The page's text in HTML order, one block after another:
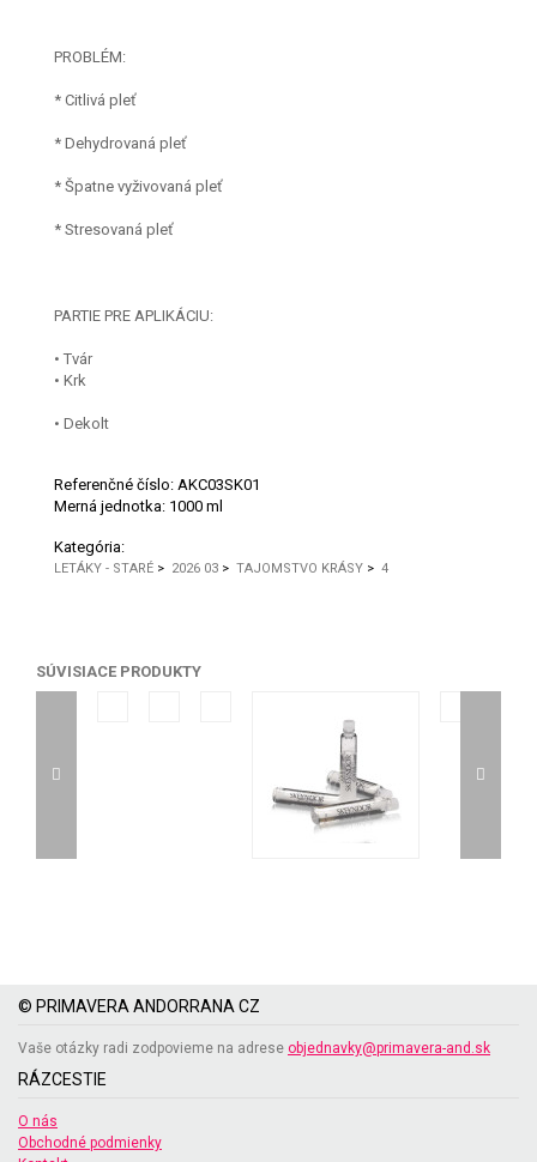
PROBLÉM:
* Citlivá pleť
* Dehydrovaná pleť
* Špatne vyživovaná pleť
* Stresovaná pleť
PARTIE PRE APLIKÁCIU:
• Tvár
• Krk
• Dekolt
Referenčné číslo: AKC03SK01
Merná jednotka: 1000 ml
Kategória:
LETÁKY - STARÉ > 2026 03 > TAJOMSTVO KRÁSY > 4
SÚVISIACE PRODUKTY
© PRIMAVERA ANDORRANA CZ
Vaše otázky radi zodpovieme na adrese objednavky@primavera-and.sk
RÁZCESTIE
O nás
Obchodné podmienky